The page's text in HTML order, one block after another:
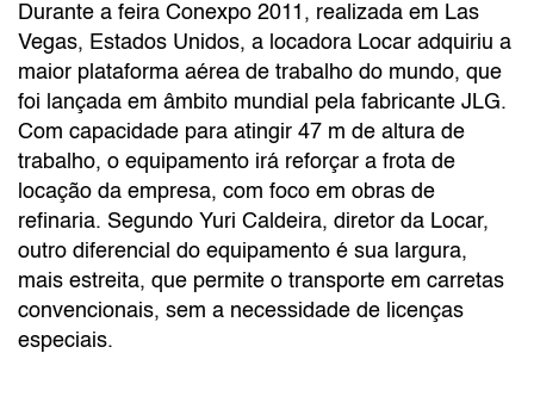
Durante a feira Conexpo 2011, realizada em Las
Vegas, Estados Unidos, a locadora Locar adquiriu a
maior plataforma aérea de trabalho do mundo, que
foi lançada em âmbito mundial pela fabricante JLG.
Com capacidade para atingir 47 m de altura de
trabalho, o equipamento irá reforçar a frota de
locação da empresa, com foco em obras de
refinaria. Segundo Yuri Caldeira, diretor da Locar,
outro diferencial do equipamento é sua largura,
mais estreita, que permite o transporte em carretas
convencionais, sem a necessidade de licenças
especiais.